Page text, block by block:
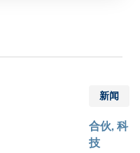
新闻
合伙, 科
技